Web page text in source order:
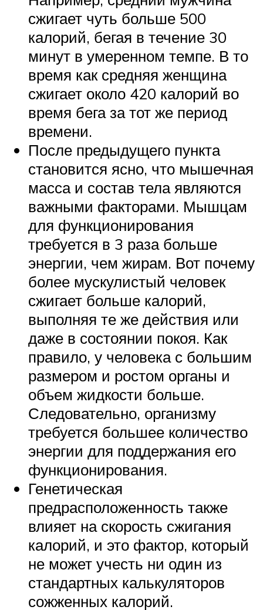
сжигает чуть больше 500
калорий, бегая в течение 30
минут в умеренном темпе. В то
время как средняя женщина
сжигает около 420 калорий во
время бега за тот же период
времени.
После предыдущего пункта
становится ясно, что мышечная
масса и состав тела являются
важными факторами. Мышцам
для функционирования
требуется в 3 раза больше
энергии, чем жирам. Вот почему
более мускулистый человек
сжигает больше калорий,
выполняя те же действия или
даже в состоянии покоя. Как
правило, у человека с большим
размером и ростом органы и
объем жидкости больше.
Следовательно, организму
требуется большее количество
энергии для поддержания его
функционирования.
Генетическая
предрасположенность также
влияет на скорость сжигания
калорий, и это фактор, который
не может учесть ни один из
стандартных калькуляторов
сожженных калорий.